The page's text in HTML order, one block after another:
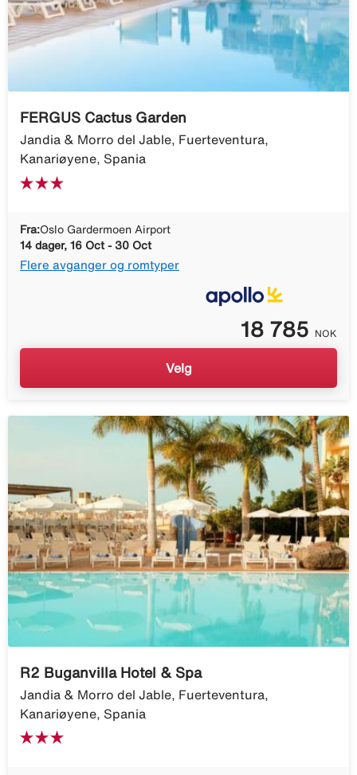
FERGUS Cactus Garden
Jandia & Morro del Jable, Fuerteventura,
Kanariøyene, Spania
Fra:Oslo Gardermoen Airport
14 dager, 16 Oct - 30 Oct
Flere avganger og romtyper
18 785 NOK
Velg
R2 Buganvilla Hotel & Spa
Jandia & Morro del Jable, Fuerteventura,
Kanariøyene, Spania